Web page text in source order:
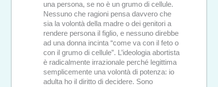
una persona, se no è un grumo di cellule.
Nessuno che ragioni pensa davvero che
sia la volontà della madre o dei genitori a
rendere persona il figlio, e nessuno direbbe
ad una donna incinta “come va con il feto o
con il grumo di cellule”. L’ideologia abortista
è radicalmente irrazionale perché legittima
semplicemente una volontà di potenza: io
adulta ho il diritto di decidere. Sono